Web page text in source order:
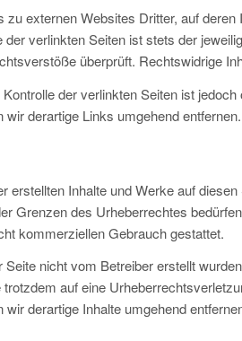
zu externen Websites Dritter, auf
der verlinkten Seiten ist stets der
überprüft. Rechtswidrige
der verlinkten Seiten ist
derartige Links umgehend entfernen.
erstellten Inhalte und Werke auf
Grenzen des Urheberrechtes
kommerziellen Gebrauch gestattet.
Seite nicht vom Betreiber erstellt
auf eine
derartige Inhalte umgehend